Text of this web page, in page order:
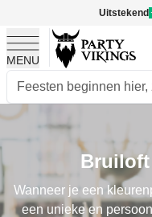
Uitstekend
MENU
Ga naar de inhoud
Bruiloft
Wanneer je een
een unieke en